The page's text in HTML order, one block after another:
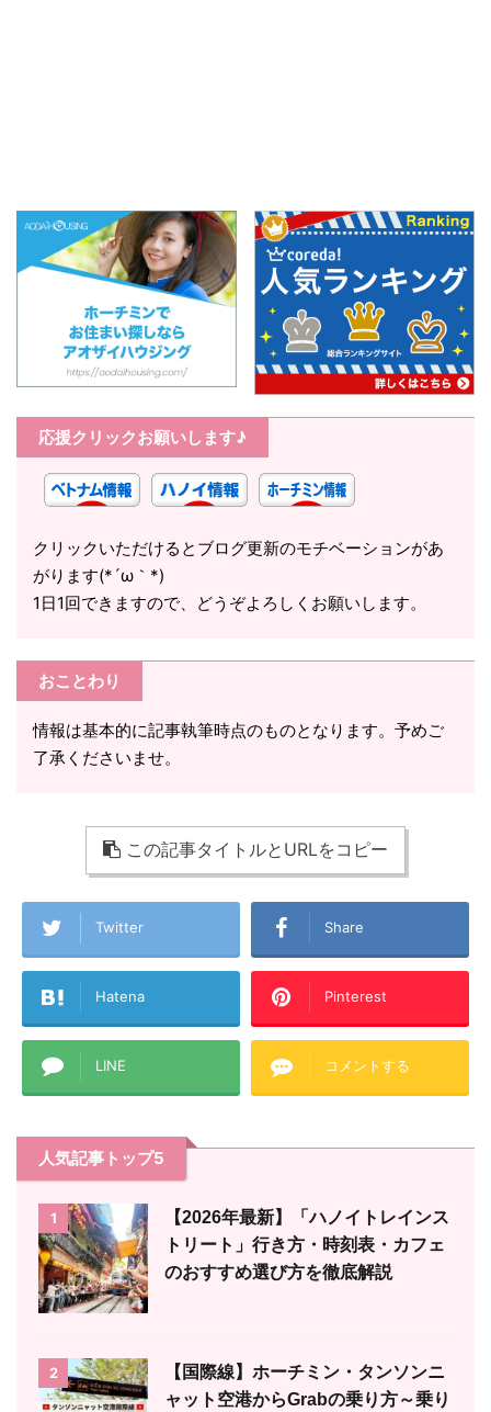
応援クリックお願いします♪
クリックいただけるとブログ更新のモチベーションがあ
がります(*´ω｀*)
1日1回できますので、どうぞよろしくお願いします。
おことわり
情報は基本的に記事執筆時点のものとなります。予めご
了承くださいませ。
この記事タイトルとURLをコピー
Twitter Share
Hatena Pinterest
LINE コメントする
人気記事トップ5
1
【2026年最新】「ハノイトレインス
トリート」行き方・時刻表・カフェ
のおすすめ選び方を徹底解説
2
【国際線】ホーチミン・タンソンニ
ャット空港からGrabの乗り方～乗り